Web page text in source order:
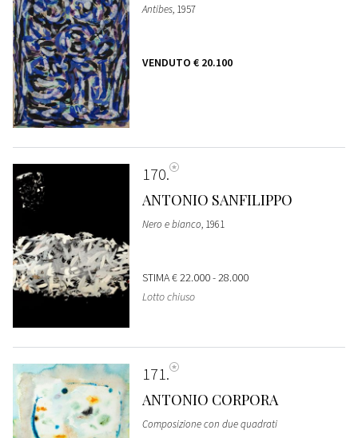
Antibes, 1957
VENDUTO € 20.100
170
ANTONIO SANFILIPPO
Nero e bianco, 1961
STIMA€ 22.000 - 28.000
Lotto chiuso
171
ANTONIO CORPORA
Composizione con due quadrati